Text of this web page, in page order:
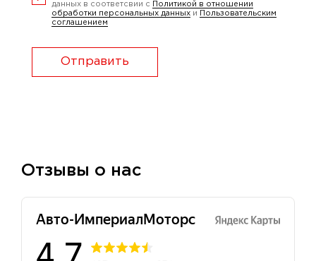
данных в соответсвии с
Политикой в отношении
обработки персональных данных и
Пользовательским
соглашением
Отправить
Отзывы о нас